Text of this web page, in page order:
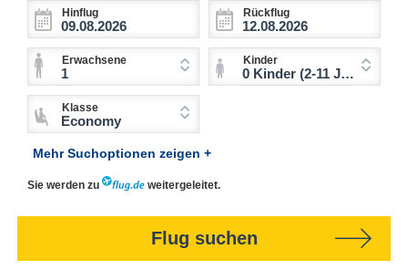
Hinflug Rückflug
Erwachsene
1
Kinder
0 Kinder (2-11 Jahre)
Klasse
Economy
Mehr Suchoptionen zeigen +
Sie werden zu weitergeleitet.
Flug suchen